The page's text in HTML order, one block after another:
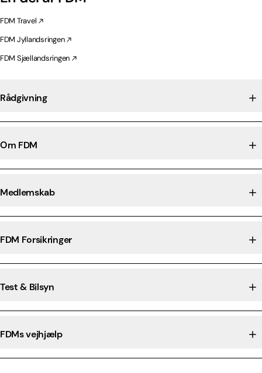
FDM Travel
FDM Jyllandsringen
FDM Sjællandsringen
Rådgivning
Om FDM
Medlemskab
FDM Forsikringer
Test & Bilsyn
FDMs vejhjælp